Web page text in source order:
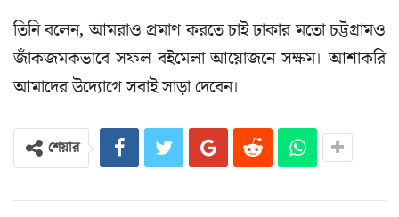
তিনি বলেন, আমরাও প্রমাণ করতে চাই ঢাকার মতো চট্টগ্রামও
জাঁকজমকভাবে সফল বইমেলা আয়োজনে সক্ষম। আশাকরি
আমাদের উদ্যোগে সবাই সাড়া দেবেন।
শেয়ার